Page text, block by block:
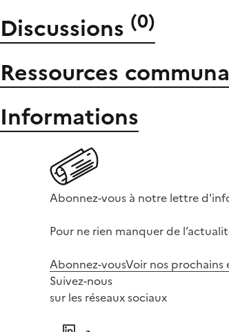
Discussions (0)
Ressources
Informations
Abonnez-vous à notre lettre
Pour ne rien manquer de
Abonnez-vousVoir nos prochains
Suivez-nous
sur les réseaux sociaux